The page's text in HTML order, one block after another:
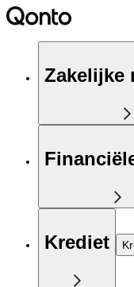
Zakelijke
Krediet